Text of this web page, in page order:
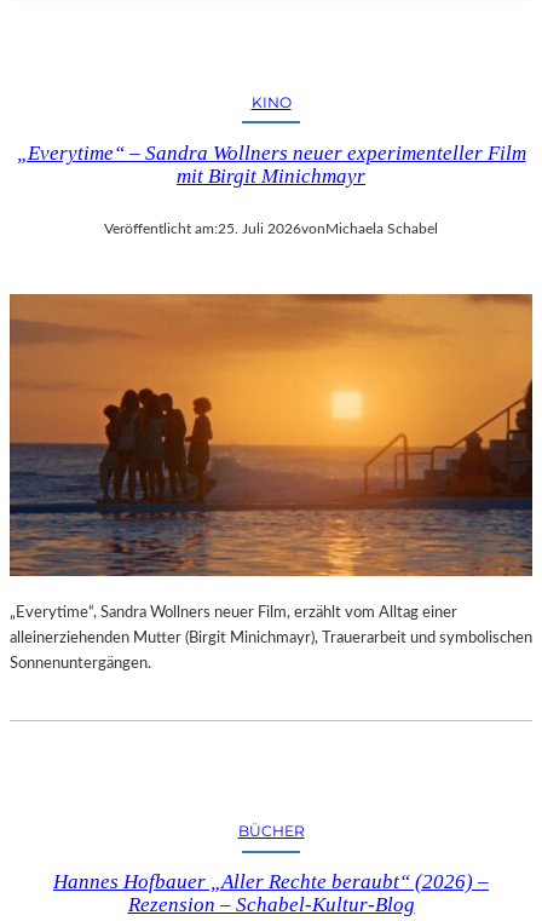
KINO
„Everytime“ – Sandra Wollners neuer experimenteller Film
mit Birgit Minichmayr
Veröffentlicht am:25. Juli 2026vonMichaela Schabel
„Everytime“, Sandra Wollners neuer Film, erzählt vom Alltag einer
alleinerziehenden Mutter (Birgit Minichmayr), Trauerarbeit und symbolischen
Sonnenuntergängen.
BÜCHER
Hannes Hofbauer „Aller Rechte beraubt“ (2026) –
Rezension – Schabel-Kultur-Blog